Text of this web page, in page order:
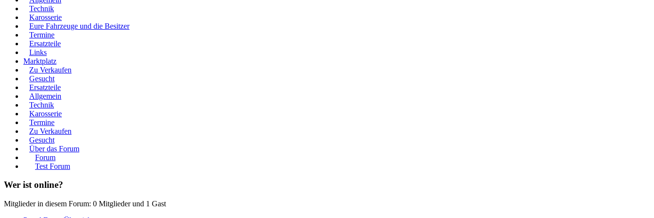
Technik
Karosserie
Eure Fahrzeuge und die Besitzer
Termine
Ersatzteile
Links
Marktplatz
Zu Verkaufen
Gesucht
Ersatzteile
Allgemein
Technik
Karosserie
Termine
Zu Verkaufen
Gesucht
Über das Forum
Forum
Test Forum
Wer ist online?
Mitglieder in diesem Forum: 0 Mitglieder und 1 Gast